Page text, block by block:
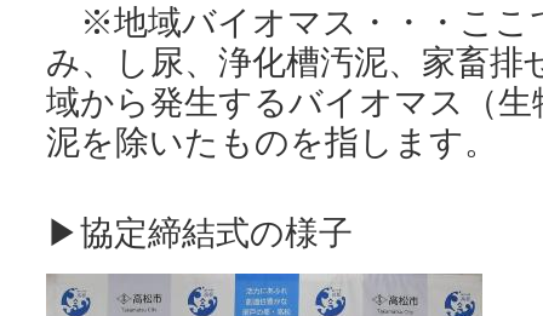
※地域バイオマス・・・ここ
み、し尿、浄化槽汚泥、家畜排
域から発生するバイオマス（
泥を除いたものを指します。
▶協定締結式の様子